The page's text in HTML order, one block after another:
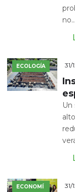
no...
ECOLOGÍA 31/
ECONOMÍ
31/